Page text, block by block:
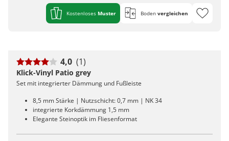
Kostenloses Muster Boden vergleichen
4,0 (1)
Klick-Vinyl Patio grey
Set mit integrierter Dämmung und Fußleiste
8,5 mm Stärke | Nutzschicht: 0,7 mm | NK 34
integrierte Korkdämmung 1,5 mm
Elegante Steinoptik im Fliesenformat